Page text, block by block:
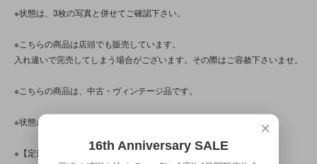
※状態は、3枚の写真と併せてご確認下さい。
※こちらの商品は店頭でも販売しています。
入れ違いで完売してしまう場合がございます。その際はご容赦下さいませ。
※こちらの商品は、中古・ヴィンテージ品です。
※状態が気になる方は、お気軽にお問い合わせ下さい！
※【定形外対応商品】・【サイズ規格外】です。
×
16th Anniversary SALE